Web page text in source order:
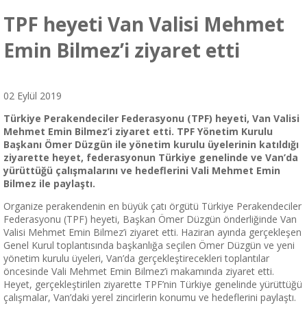
TPF heyeti Van Valisi Mehmet
Emin Bilmez’i ziyaret etti
02 Eylül 2019
Türkiye Perakendeciler Federasyonu (TPF) heyeti, Van Valisi
Mehmet Emin Bilmez’i ziyaret etti. TPF Yönetim Kurulu
Başkanı Ömer Düzgün ile yönetim kurulu üyelerinin katıldığı
ziyarette heyet, federasyonun Türkiye genelinde ve Van’da
yürüttüğü çalışmalarını ve hedeflerini Vali Mehmet Emin
Bilmez ile paylaştı.
Organize perakendenin en büyük çatı örgütü Türkiye Perakendeciler
Federasyonu (TPF) heyeti, Başkan Ömer Düzgün önderliğinde Van
Valisi Mehmet Emin Bilmez’i ziyaret etti. Haziran ayında gerçekleşen
Genel Kurul toplantısında başkanlığa seçilen Ömer Düzgün ve yeni
yönetim kurulu üyeleri, Van’da gerçekleştirecekleri toplantılar
öncesinde Vali Mehmet Emin Bilmez’i makamında ziyaret etti.
Heyet, gerçekleştirilen ziyarette TPF’nin Türkiye genelinde yürüttüğü
çalışmalar, Van’daki yerel zincirlerin konumu ve hedeflerini paylaştı.